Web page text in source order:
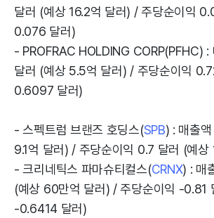
달러 (예상 16.2억 달러) / 주당순이익
0.076 달러)
- PROFRAC HOLDING CORP(PFHC) :
달러 (예상 5.5억 달러) / 주당순이익
0.6097 달러)
- 스펙트럼 브랜즈 호딩스(SPB) : 매출
9.1억 달러) / 주당순이익 0.7 달러 (예상
- 크리네틱스 파마슈티컬스(CRNX) : 매
(예상 60만억 달러) / 주당순이익 -0.81
-0.6414 달러)